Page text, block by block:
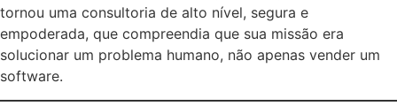
tornou uma consultoria de alto nível, segura e
empoderada, que compreendia que sua missão era
solucionar um problema humano, não apenas vender um
software.